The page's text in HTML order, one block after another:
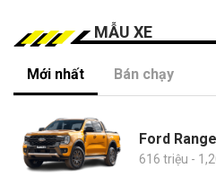
MẪU XE
Mới nhất Bán chạy
Ford
616 triệu -